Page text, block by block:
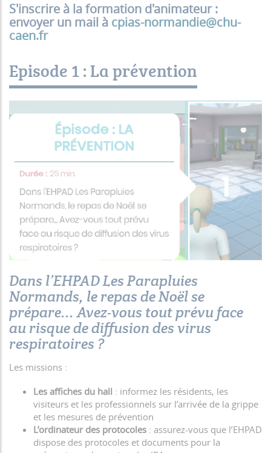
S'inscrire à la formation d'animateur :
envoyer un mail à cpias-normandie@chu-
caen.fr
Episode 1 : La prévention
Dans l’EHPAD Les Parapluies
Normands, le repas de Noël se
prépare... Avez-vous tout prévu face
au risque de diffusion des virus
respiratoires ?
Les missions :
Les affiches du hall : informez les résidents, les
visiteurs et les professionnels sur l’arrivée de la grippe
et les mesures de prévention
L’ordinateur des protocoles : assurez-vous que l’EHPAD
dispose des protocoles et documents pour la